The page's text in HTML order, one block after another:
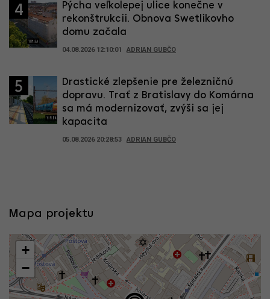
4
Pýcha veľkolepej ulice konečne v
rekonštrukcii. Obnova Swetlikovho
domu začala
04.08.2026 12:10:01 ADRIAN GUBČO
5
Drastické zlepšenie pre železničnú
dopravu. Trať z Bratislavy do Komárna
sa má modernizovať, zvýši sa jej
kapacita
05.08.2026 20:28:53 ADRIAN GUBČO
Mapa projektu
+
−